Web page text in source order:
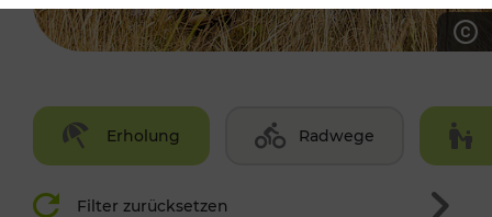
Erholung Radwege
Filter zurücksetzen